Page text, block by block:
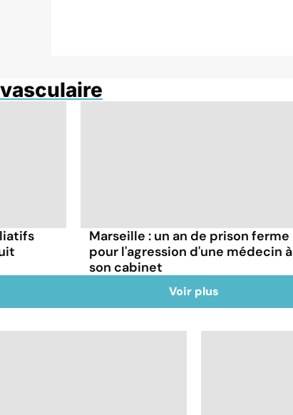
Marseille : un an de prison ferme
pour l'agression d'une médecin à
son cabinet
Voir plus